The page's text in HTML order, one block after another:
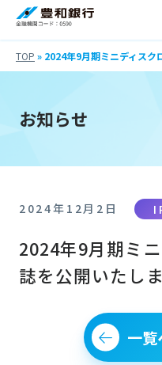
TOP » 2024年9月期ミニディスク
お知らせ
2024年12月2日
2024年9月期ミ
誌を公開いたし
一覧